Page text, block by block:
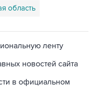
новостей сайта
в официальном